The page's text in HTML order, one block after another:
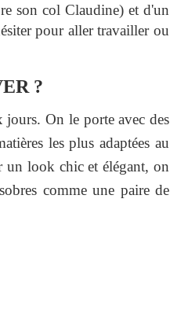
son col Claudine) et d'un
pour aller travailler ou
?
jours. On le porte avec des
les plus adaptées au
un look chic et élégant, on
comme une paire de